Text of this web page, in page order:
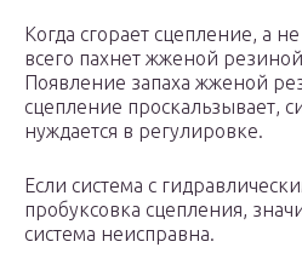
Когда сгорает сцепление, а
всего пахнет жженой
Появление запаха жженой
сцепление проскальзывает,
нуждается в регулировке.
Если система с
пробуксовка сцепления,
система неисправна.